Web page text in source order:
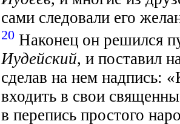
сами следовали его
20Наконец он решился
Иудейский, и поставил
сделав на нем надпись:
входить в свои
в перепись простого